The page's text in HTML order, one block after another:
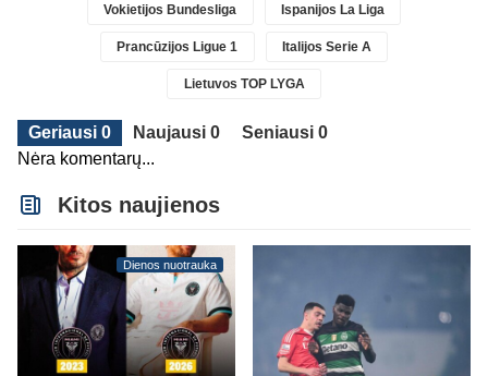
Vokietijos Bundesliga Ispanijos La Liga
Prancūzijos Ligue 1 Italijos Serie A
Lietuvos TOP LYGA
Geriausi 0 Naujausi 0
Seniausi 0
Nėra komentarų...
Kitos naujienos
Dienos nuotrauka